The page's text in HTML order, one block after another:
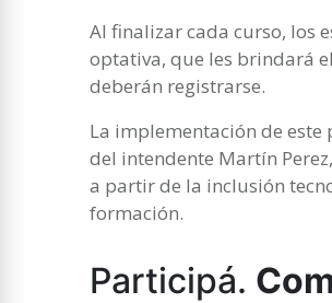
Al finalizar cada curso, los
optativa, que les brindará
deberán registrarse.
La implementación de
del intendente Martín
a partir de la inclusión
formación.
Participá.